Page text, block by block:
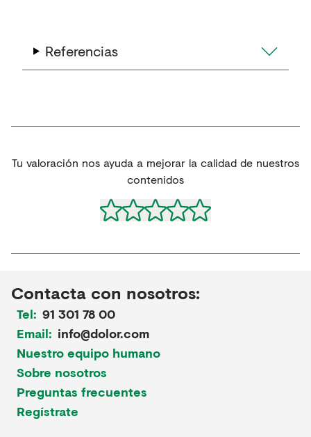
Referencias
Tu valoración nos ayuda a mejorar la calidad de nuestros
contenidos
Contacta con nosotros:
Tel: 91 301 78 00
Email: info@dolor.com
Nuestro equipo humano
Sobre nosotros
Preguntas frecuentes
Regístrate